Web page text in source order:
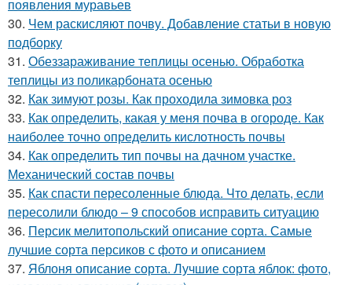
появления муравьев
30. Чем раскисляют почву. Добавление статьи в новую
подборку
31. Обеззараживание теплицы осенью. Обработка
теплицы из поликарбоната осенью
32. Как зимуют розы. Как проходила зимовка роз
33. Как определить, какая у меня почва в огороде. Как
наиболее точно определить кислотность почвы
34. Как определить тип почвы на дачном участке.
Механический состав почвы
35. Как спасти пересоленные блюда. Что делать, если
пересолили блюдо – 9 способов исправить ситуацию
36. Персик мелитопольский описание сорта. Самые
лучшие сорта персиков с фото и описанием
37. Яблоня описание сорта. Лучшие сорта яблок: фото,